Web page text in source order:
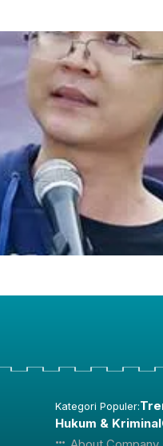
Kategori Populer:
Hukum & Kriminal